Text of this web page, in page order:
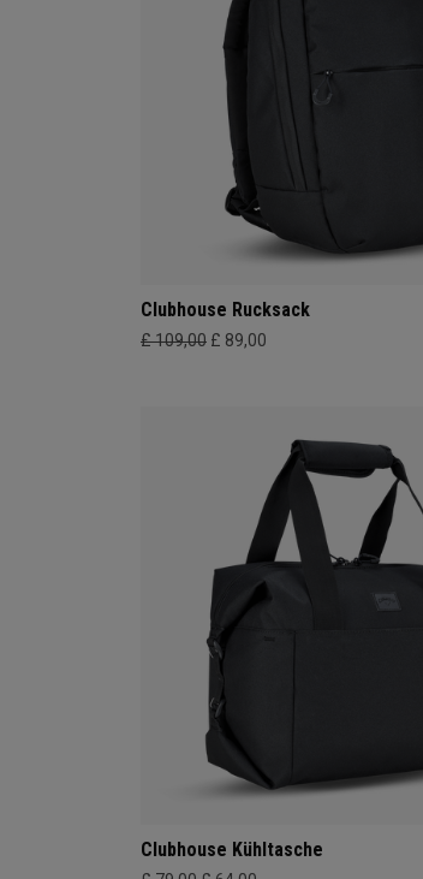
Clubhouse Rucksack
£ 109,00 £ 89,00
Clubhouse Kühltasche